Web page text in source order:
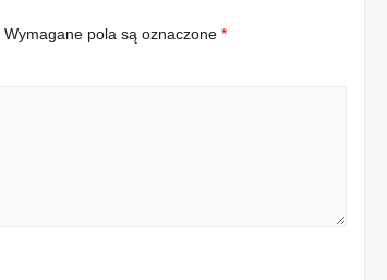
Wymagane pola są oznaczone*